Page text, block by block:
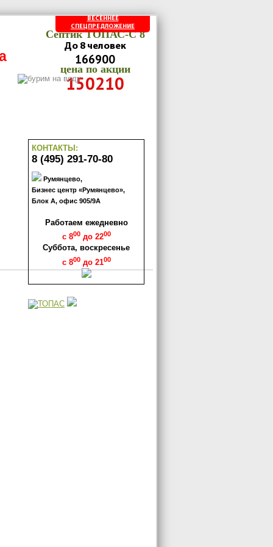
Септик ТОПАС-C 8
До 8 человек
166900
цена по акции
150210
ВЕСЕННЕЕ
СПЕЦПРЕДЛОЖЕНИЕ
КОНТАКТЫ:
8 (495) 291-70-80
Румянцево,
Бизнес центр «Румянцево»,
Блок А, офис 905/9А
Работаем ежедневно
с 800до 2200
Суббота, воскресенье
с 800до 2100